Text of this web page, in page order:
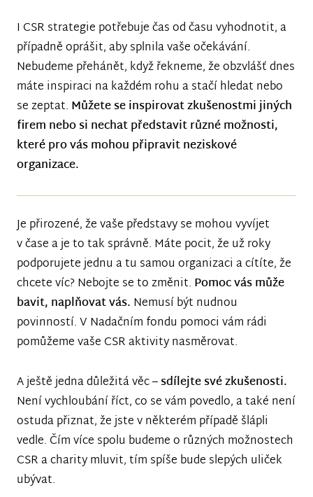
I CSR strategie potřebuje čas od času vyhodnotit, a
případně oprášit, aby splnila vaše očekávání.
Nebudeme přehánět, když řekneme, že obzvlášť dnes
máte inspiraci na každém rohu a stačí hledat nebo
se zeptat. Můžete se inspirovat zkušenostmi jiných
firem nebo si nechat představit různé možnosti,
které pro vás mohou připravit neziskové
organizace.
Je přirozené, že vaše představy se mohou vyvíjet
v čase a je to tak správně. Máte pocit, že už roky
podporujete jednu a tu samou organizaci a cítíte, že
chcete víc? Nebojte se to změnit. Pomoc vás může
bavit, naplňovat vás. Nemusí být nudnou
povinností. V Nadačním fondu pomoci vám rádi
pomůžeme vaše CSR aktivity nasměrovat.
A ještě jedna důležitá věc –sdílejte své zkušenosti.
Není vychloubání říct, co se vám povedlo, a také není
ostuda přiznat, že jste v některém případě šlápli
vedle. Čím více spolu budeme o různých možnostech
CSR a charity mluvit, tím spíše bude slepých uliček
ubývat.